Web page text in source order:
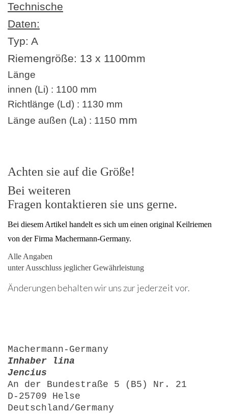
Technische
Daten:
Typ: A
Riemengröße: 13 x 1100mm
Länge
innen (Li) : 1100 mm
Richtlänge (Ld) : 1130 mm
Länge außen (La) : 1150 mm
Achten sie auf die Größe!
Bei weiteren
Fragen kontaktieren sie uns gerne.
Bei diesem Artikel handelt es sich um einen original Keilriemen
von der Firma Machermann-Germany.
Alle Angaben
unter Ausschluss jeglicher Gewährleistung
Änderungen behalten wir uns zur jederzeit vor.
Machermann-Germany
Inhaber lina
Jencius
An der Bundestraße 5 (B5) Nr. 21
D-25709 Helse
Deutschland/Germany